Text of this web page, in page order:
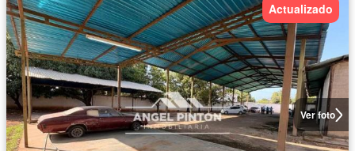
Ver foto
Actualizado